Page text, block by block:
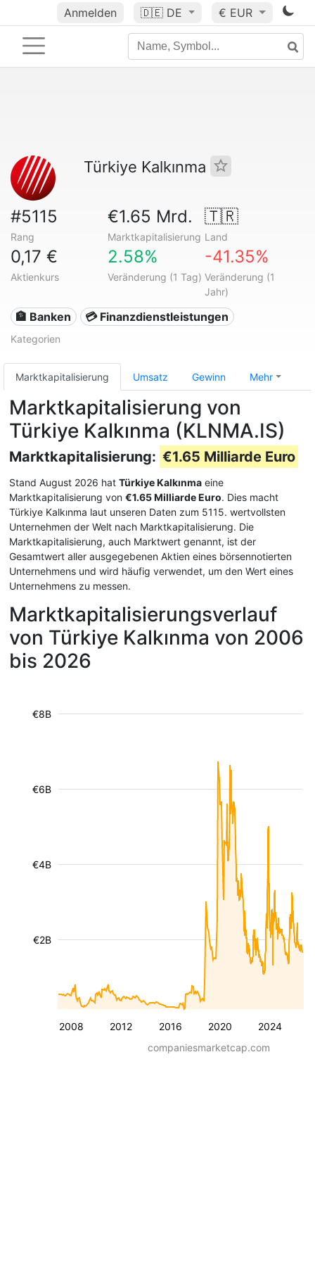
Anmelden 🇩🇪 DE € EUR
Türkiye Kalkınma
#5115
Rang
€1.65 Mrd.
Marktkapitalisierung
🇹🇷
Land
0,17 €
Aktienkurs
2.58%
Veränderung (1 Tag)
-41.35%
Veränderung (1
Jahr)
🏦 Banken 💳 Finanzdienstleistungen
Kategorien
Marktkapitalisierung Umsatz Gewinn Mehr
Marktkapitalisierung von
Türkiye Kalkınma (KLNMA.IS)
Marktkapitalisierung: €1.65 Milliarde Euro
Stand August 2026 hat Türkiye Kalkınma eine
Marktkapitalisierung von €1.65 Milliarde Euro. Dies macht
Türkiye Kalkınma laut unseren Daten zum 5115. wertvollsten
Unternehmen der Welt nach Marktkapitalisierung. Die
Marktkapitalisierung, auch Marktwert genannt, ist der
Gesamtwert aller ausgegebenen Aktien eines börsennotierten
Unternehmens und wird häufig verwendet, um den Wert eines
Unternehmens zu messen.
Marktkapitalisierungsverlauf
von Türkiye Kalkınma von 2006
bis 2026
2008 2012 2016 2020 2024
€2B
€4B
€6B
€8B
companiesmarketcap.com